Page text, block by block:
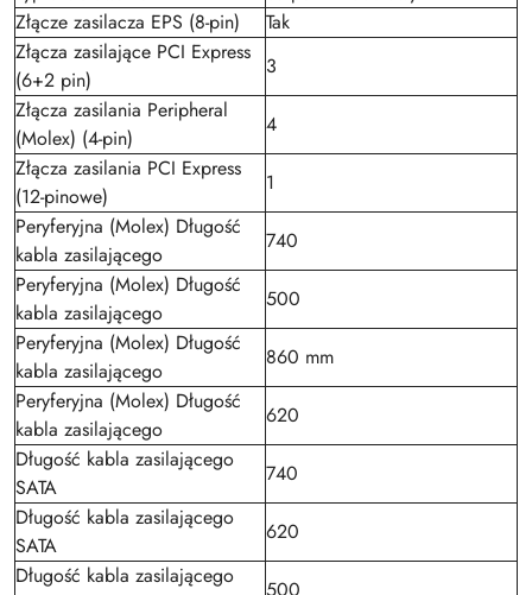
Złącze zasilacza EPS (8-pin)
Tak
Złącza zasilające PCI Express
(6+2 pin)
3
Złącza zasilania Peripheral
(Molex) (4-pin)
4
Złącza zasilania PCI Express
(12-pinowe)
1
Peryferyjna (Molex) Długość
kabla zasilającego
740
Peryferyjna (Molex) Długość
kabla zasilającego
500
Peryferyjna (Molex) Długość
kabla zasilającego
860 mm
Peryferyjna (Molex) Długość
kabla zasilającego
620
Długość kabla zasilającego
SATA
740
Długość kabla zasilającego
SATA
620
Długość kabla zasilającego